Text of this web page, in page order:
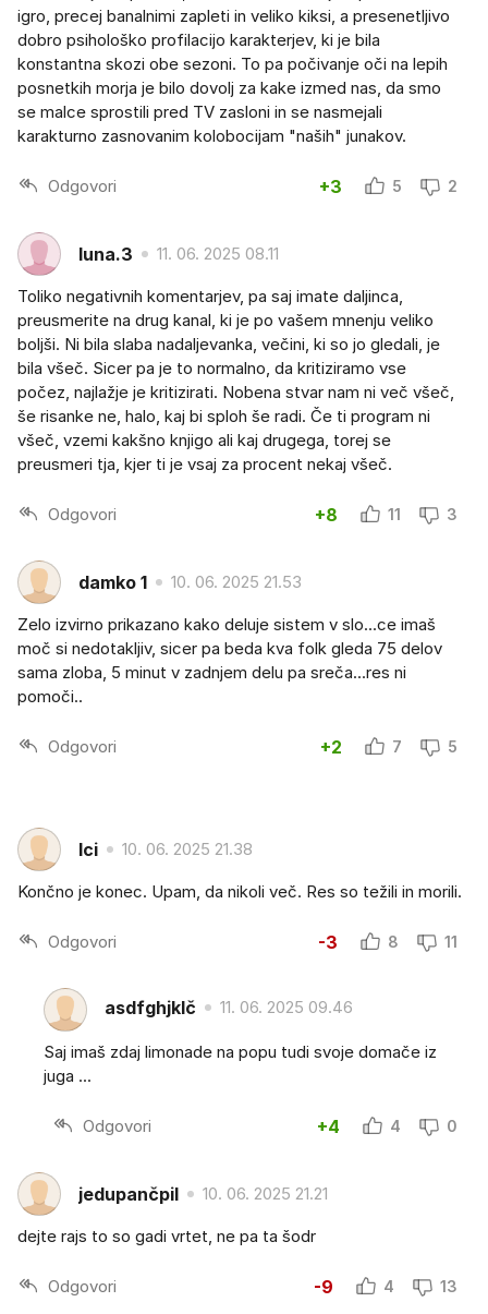
igro, precej banalnimi zapleti in veliko kiksi, a presenetljivo
dobro psihološko profilacijo karakterjev, ki je bila
konstantna skozi obe sezoni. To pa počivanje oči na lepih
posnetkih morja je bilo dovolj za kake izmed nas, da smo
se malce sprostili pred TV zasloni in se nasmejali
karakturno zasnovanim kolobocijam "naših" junakov.
Odgovori +3 5 2
luna.3 11. 06. 2025 08.11
Toliko negativnih komentarjev, pa saj imate daljinca,
preusmerite na drug kanal, ki je po vašem mnenju veliko
boljši. Ni bila slaba nadaljevanka, večini, ki so jo gledali, je
bila všeč. Sicer pa je to normalno, da kritiziramo vse
počez, najlažje je kritizirati. Nobena stvar nam ni več všeč,
še risanke ne, halo, kaj bi sploh še radi. Če ti program ni
všeč, vzemi kakšno knjigo ali kaj drugega, torej se
preusmeri tja, kjer ti je vsaj za procent nekaj všeč.
Odgovori +8 11 3
damko 1 10. 06. 2025 21.53
Zelo izvirno prikazano kako deluje sistem v slo...ce imaš
moč si nedotakljiv, sicer pa beda kva folk gleda 75 delov
sama zloba, 5 minut v zadnjem delu pa sreča...res ni
pomoči..
Odgovori +2 7 5
Ici 10. 06. 2025 21.38
Končno je konec. Upam, da nikoli več. Res so težili in morili.
Odgovori -3 8 11
asdfghjklč 11. 06. 2025 09.46
Saj imaš zdaj limonade na popu tudi svoje domače iz
juga ...
Odgovori +4 4 0
jedupančpil 10. 06. 2025 21.21
dejte rajs to so gadi vrtet, ne pa ta šodr
Odgovori -9 4 13